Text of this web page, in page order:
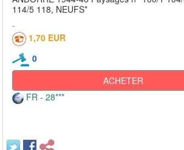
114/5 118, NEUFS*
1,70 EUR
0
ACHETER
FR - 28***